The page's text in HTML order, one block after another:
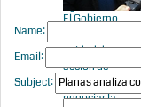
El Gobierno
unidad de
acción de
España para
negociar la
Name:
Email:
Subject: